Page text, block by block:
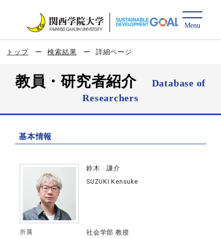
トップ 検索結果 詳細ページ
教員・研究者紹介
Database of
Researchers
基本情報
鈴木 謙介
SUZUKI Kensuke
所属 社会学部 教授